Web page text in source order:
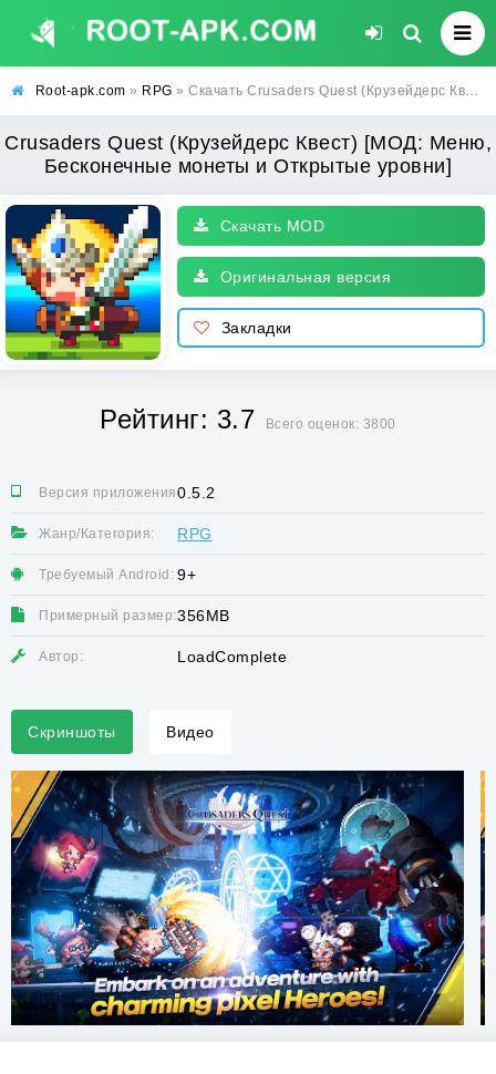
Root-apk.com » RPG » Скачать Crusaders Quest (Крузейдерс Квест) [МОД: Меню, Бесконечные монеты и Открытые уровни] | Взлом Crusaders Quest на Андроид
Crusaders Quest (Крузейдерс Квест) [МОД: Меню,
Бесконечные монеты и Открытые уровни]
Скачать MOD
Оригинальная версия
Закладки
Рейтинг: 3.7 Всего оценок: 3800
Версия приложения:0.5.2
Жанр/Категория: RPG
Требуемый Android: 9+
Примерный размер:356MB
Автор: LoadComplete
Скриншоты Видео